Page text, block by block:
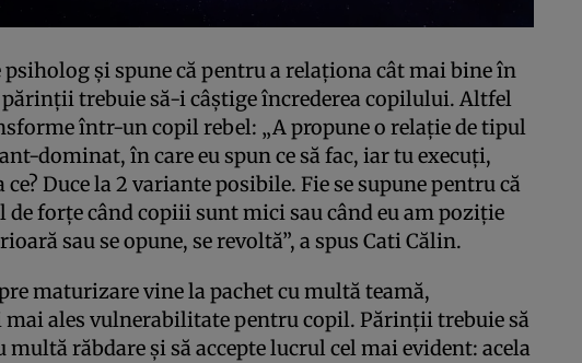
psiholog şi spune că pentru a relaţiona cât mai bine în
părinţii trebuie să-i câştige încrederea copilului. Altfel
într-un copil rebel: „A propune o relaţie de tipul
dominat, în care eu spun ce să fac, iar tu execuţi,
ce? Duce la 2 variante posibile. Fie se supune pentru că
de forţe când copiii sunt mici sau când eu am poziţie
sau se opune, se revoltă”, a spus Cati Călin.
maturizare vine la pachet cu multă teamă,
mai ales vulnerabilitate pentru copil. Părinţii trebuie să
multă răbdare şi să accepte lucrul cel mai evident: acela